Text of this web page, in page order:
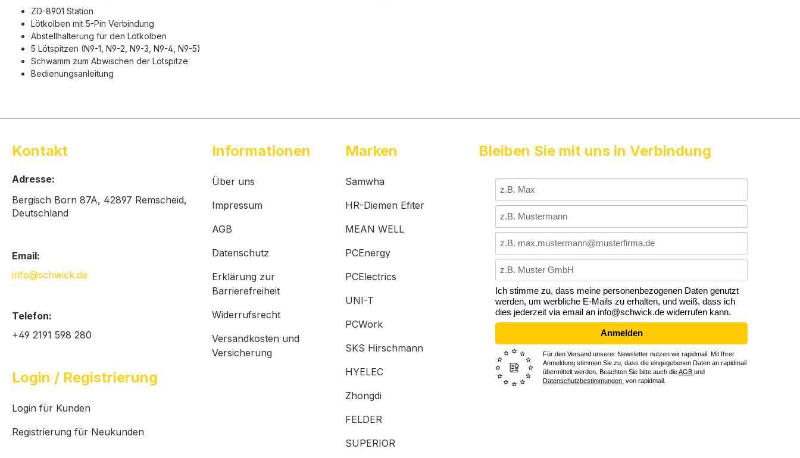
ZD-8901 Station
Lötkolben mit 5-Pin Verbindung
Abstellhalterung für den Lötkolben
5 Lötspitzen (N9-1, N9-2, N9-3, N9-4, N9-5)
Schwamm zum Abwischen der Lötspitze
Bedienungsanleitung
Kontakt
Adresse:
Bergisch Born 87A, 42897 Remscheid,
Deutschland
Email:
info@schwick.de
Telefon:
+49 2191 598 280
Login / Registrierung
Login für Kunden
Registrierung für Neukunden
Informationen
Über uns
Impressum
AGB
Datenschutz
Erklärung zur
Barrierefreiheit
Widerrufsrecht
Versandkosten und
Versicherung
Marken
Samwha
HR-Diemen Efiter
MEAN WELL
PCEnergy
PCElectrics
UNI-T
PCWork
SKS Hirschmann
HYELEC
Zhongdi
FELDER
SUPERIOR
Bleiben Sie mit uns in Verbindung
Ich stimme zu, dass meine personenbezogenen Daten genutzt
werden, um werbliche E-Mails zu erhalten, und weiß, dass ich
dies jederzeit via email an info@schwick.de widerrufen kann.
Anmelden
Für den Versand unserer Newsletter nutzen wir rapidmail. Mit Ihrer
Anmeldung stimmen Sie zu, dass die eingegebenen Daten an rapidmail
übermittelt werden. Beachten Sie bitte auch dieAGB und
Datenschutzbestimmungen von rapidmail.